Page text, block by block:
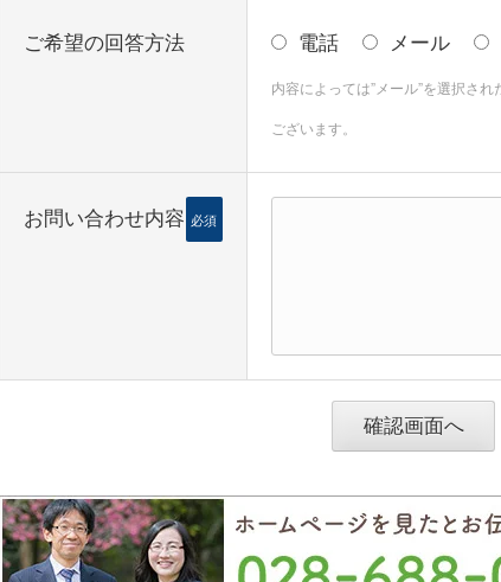
ご希望の回答方法 電話 メール
内容によっては”メール”を選択さ
ございます。
お問い合わせ内容 必須